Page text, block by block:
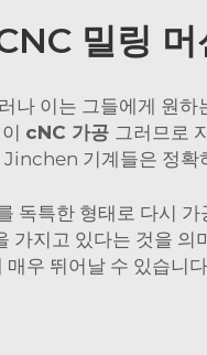
밀링
나 이는 그들에게 원
cNC 가공 그러므로
기계들은 정
독특한 형태로 다시
가지고 있다는 것을
매우 뛰어날 수 있습니